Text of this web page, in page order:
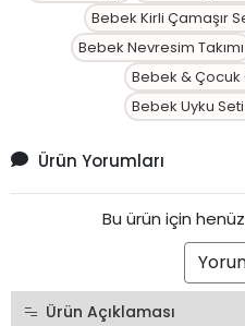
Bebek Kirli Çamaşır
Bebek Nevresim Takımı
Bebek & Çocuk
Bebek Uyku
Ürün Yorumları
Bu ürün için
Ürün Açıklaması